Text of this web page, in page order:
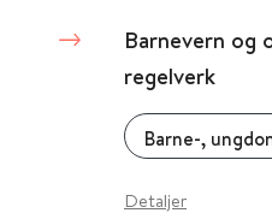
Barnevern og
regelverk
Detaljer